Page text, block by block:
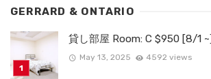
GERRARD & ONTARIO
貸し部屋 Room: C $950 [8/1 ~]
May 13, 2025 4592 views